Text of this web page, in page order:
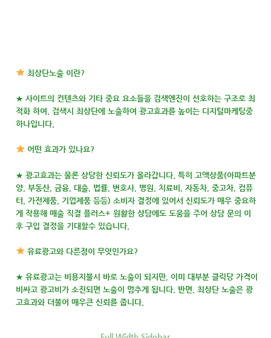
최상단노출 이란?
★ 사이트의 컨텐츠와 기타 중요 요소들을 검색엔진이 선호하는 구조로 최
적화 하여, 검색시 최상단에 노출하여 광고효과를 높이는 디지털마케팅중
하나입니다.
어떤 효과가 있나요?
★ 광고효과는 물론 상당한 신뢰도가 올라갑니다. 특히 고액상품(아파트분
양, 부동산, 금융, 대출, 법률, 변호사, 병원, 치료비, 자동차, 중고차, 컴퓨
터, 가전제품, 기업제품 등등) 소비자 결정에 있어서 신뢰도가 매우 중요하
게 작용해 매출 직결 플러스+ 원활한 상담에도 도움을 주어 상담 문의 이
후 구입 결정을 기대할수 있습니다.
유료광고와 다른점이 무엇인가요?
★ 유료광고는 비용지불시 바로 노출이 되지만, 이미 대부분 클릭당 가격이
비싸고 광고비가 소진되면 노출이 멈추게 됩니다. 반면, 최상단 노출은 광
고효과와 더불어 매우큰 신뢰를 줍니다.